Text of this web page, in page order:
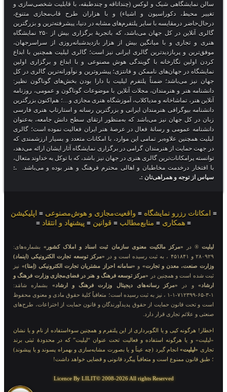
سالن نمایشگاهی شیک و لوکس (چنداتاقه و چندطبقه، با قابلیت شخصی‌سازی و
تغییر محیط، دکوراسیون و اشیاء) و با هزاران طرح قاب‌مجازی متنوع،
درحال‌حاضر درمقایسه با سایر پلتفرم‌های مشابه در دنیا، پیشرفته‌ترین و بزرگترین
گالری آنلاین در کل جهان می‌باشد، که باتجربهٔ برگزاری بیش از ۲۵۰ نمایشگاه
هنری و تجاری و با میانگین بیش از هزار بازدیدشبانه‌روزی از سراسرجهان،
موفق‌ترین و پربازدیدترین گالری ایرانی نیز است؛ گالری لیلیت همچنین با ابداع
کردن اولین نگارخانه با گویندگی هوش مصنوعی و با ابداع و برگزاری اولین
نمایشگاه در جهان‌های ناممکن و فانتزی؛ پیشروترین و نوآورانه‌ترین گالری در کل
جهان نیز می‌باشد؛ ضمناً پلتفرم لیلیت با دارا بودن بخش‌های گوناگون نظیر:
دانشنامه هنر و هنرمندان، مجلات آنلاین با موضوعات گوناگون و عمومی، روزنامه
آنلاین هنر، تماشاخانه و مدیاکلاب، آموزشگاه هنری مجازی و…؛ هم‌اکنون بزرگترین
دانشنامه بیوگرافی هنرمندان ایرانی و بزرگترین رسانه و استارتاپ هنری فارسی
زبان در کل جهان نیز می‌باشد که به‌منظور ارتقای سطح دانش جامعه، به‌عنوان
دانشنامه عمومی و رسانهٔ فعال در عرصهٔ هنر ایران فعالیت نموده است؛ گالری
لیلیت همچنین علاوه‌بر تمامی این موارد، با امکانات متعدد و بسیار ارزشمندی که
در جهت حمایت از هنرمندان گرامی در برگزاری نمایشگاه آثار ایشان ارائه می‌دهد،
توانسته پرامکانات‌ترین گالری هنری در جهان نیز باشد، که با توکل به خداوند متعال،
با افتخار درخدمت مخاطبان و اهالی محترم فرهنگ و هنر بوده و می‌باشد. .:
سپاس از توجه و همراهی‌تان :.
≡ امکانات رزرو نمایشگاه ≡واقعیت‌مجازی و هوش‌مصنوعی ≡ اپلیکیشن
≡ همکاری ≡ منابع‌مطالب ≡ قوانین ≡ پیشنهاد و انتقاد ≡
لیلیت ® در «مرکز مالکیت معنوی سازمان ثبت اسناد و املاک کشور»بشماره‌های:
۲۸۰۹۲۹ و ۴۵۱۸۴۱ ، به ثبت رسیده است و در
«مرکز توسعه تجارت الکترونیکی (اینماد)
وزارت صنعت، معدن و تجارت» و «سامانه احراز مشتریان تجارت الکترونیکی (اِمتا)» نیز
ثبت شده است و همچنین در
«مرکز توسعه فرهنگ و هنر در فضای‌مجازی وزارت فرهنگ و
ارشاد» و در «مرکز رسانه‌های دیجیتال وزارت فرهنگ و ارشاد» بشماره شامَد:
۱-۳-۶۵-۷۱۲۳۹۹-۱-۱ ، نیز به ثبت رسیده است؛ متعاقباً کلیهٔ حقوق مادی و معنوی محفوظ
است و تحت قانون حمایت از حقوق پدیدآورندگان و قانون حمایت از اختراعات، طرح‌های
صنعتی و علائم تجاری قرار دارد.
اخطار! هرگونه کپی و یا الگوبرداری از این پلتفرم و همچنین سوءاستفاده از نام و یا نشان
«لیلیت» و یا هرگونه استفاده و فعالیت تحت عنوان “لیلیت” که در محدودهٔ ثبتی برند
تجاری «لیلیت»انجام گیرد (چه عیناً و یا بصورت مشابه‌سازی و بهمراه پسوند و یا پیشوند)
؛ طبق قانون ممنوع است و متعاقباً پیگرد قانونی و قضایی خواهد داشت!
Licence By LILIT© 2008-2026 All rights Reserved